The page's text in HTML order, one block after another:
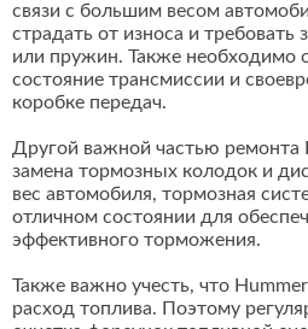
связи с большим весом
страдать от износа и
или пружин. Также необходимо
состояние трансмиссии и
коробке передач.
Другой важной частью ремонта
замена тормозных колодок и
вес автомобиля, тормозная
отличном состоянии для
эффективного торможения.
Также важно учесть, что
расход топлива. Поэтому